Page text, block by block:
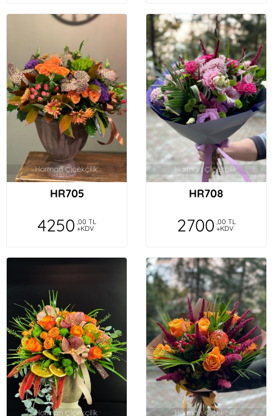
HR705
4250 ,00 TL
+KDV
HR708
2700 ,00 TL
+KDV